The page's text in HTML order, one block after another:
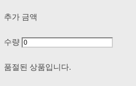
추가 금액
수량
품절된 상품입니다.